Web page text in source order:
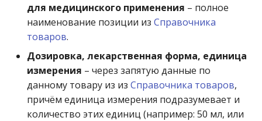
для медицинского применения – полное
наименование позиции из Справочника
товаров.
Дозировка, лекарственная форма, единица
измерения – через запятую данные по
данному товару из из Справочника товаров,
причём единица измерения подразумевает и
количество этих единиц (например: 50 мл, или